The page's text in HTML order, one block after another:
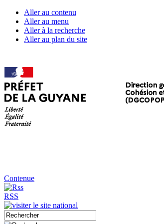
Aller au contenu
Aller au menu
Aller à la recherche
Aller au plan du site
Contenue
RSS